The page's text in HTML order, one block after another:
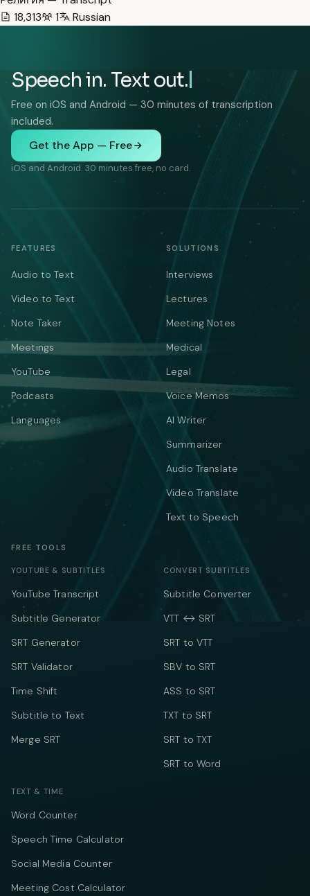
18,313
1 Russian
Speech in. Text out.
Free on iOS and Android — 30 minutes of transcription
included.
Get the App — Free
iOS and Android. 30 minutes free, no card.
FEATURES
Audio to Text
Video to Text
Note Taker
Meetings
YouTube
Podcasts
Languages
SOLUTIONS
Interviews
Lectures
Meeting Notes
Medical
Legal
Voice Memos
AI Writer
Summarizer
Audio Translate
Video Translate
Text to Speech
FREE TOOLS
YOUTUBE & SUBTITLES
YouTube Transcript
Subtitle Generator
SRT Generator
SRT Validator
Time Shift
Subtitle to Text
Merge SRT
CONVERT SUBTITLES
Subtitle Converter
VTT ↔ SRT
SRT to VTT
SBV to SRT
ASS to SRT
TXT to SRT
SRT to TXT
SRT to Word
TEXT & TIME
Word Counter
Speech Time Calculator
Social Media Counter
Meeting Cost Calculator